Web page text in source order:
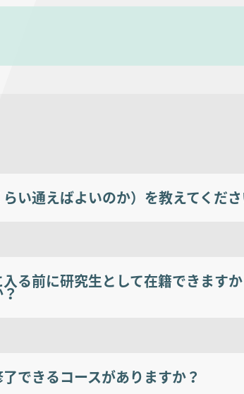
い通えばよいのか）を教えてくださ
る前に研究生として在籍できます
できるコースがありますか？